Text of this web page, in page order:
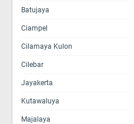
Batujaya
Ciampel
Cilamaya Kulon
Cilebar
Jayakerta
Kutawaluya
Majalaya